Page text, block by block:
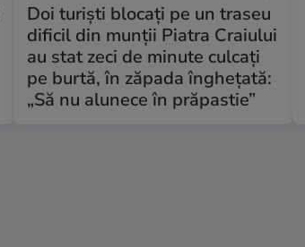
Doi turiști blocați pe un traseu
dificil din munții Piatra Craiului
au stat zeci de minute culcați
pe burtă, în zăpada înghețată:
„Să nu alunece în prăpastie”